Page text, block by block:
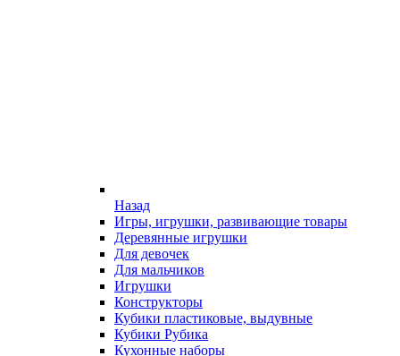
Назад
Игры, игрушки, развивающие товары
Деревянные игрушки
Для девочек
Для мальчиков
Игрушки
Конструкторы
Кубики пластиковые, выдувные
Кубики Рубика
Кухонные наборы